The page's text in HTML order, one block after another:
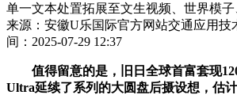
单一文本处置拓展至文生视频、世界模
来源：安徽U乐国际官方网站交通应用技
间：2025-07-29 12:37
值得留意的是，旧日全球首富套现
Ultra延续了系列的大圆盘后摄设想，估